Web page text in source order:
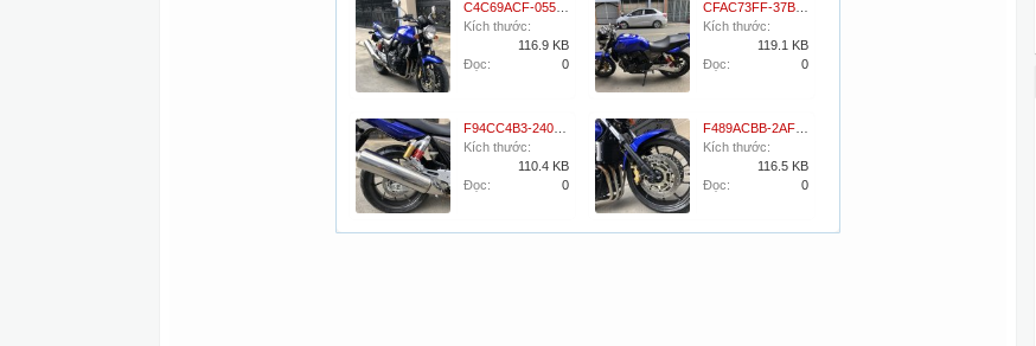
Kích thước:
116.9 KB
Đọc:
0
Kích thước:
119.1 KB
Đọc:
0
Kích thước:
110.4 KB
Đọc:
0
Kích thước:
116.5 KB
Đọc:
0